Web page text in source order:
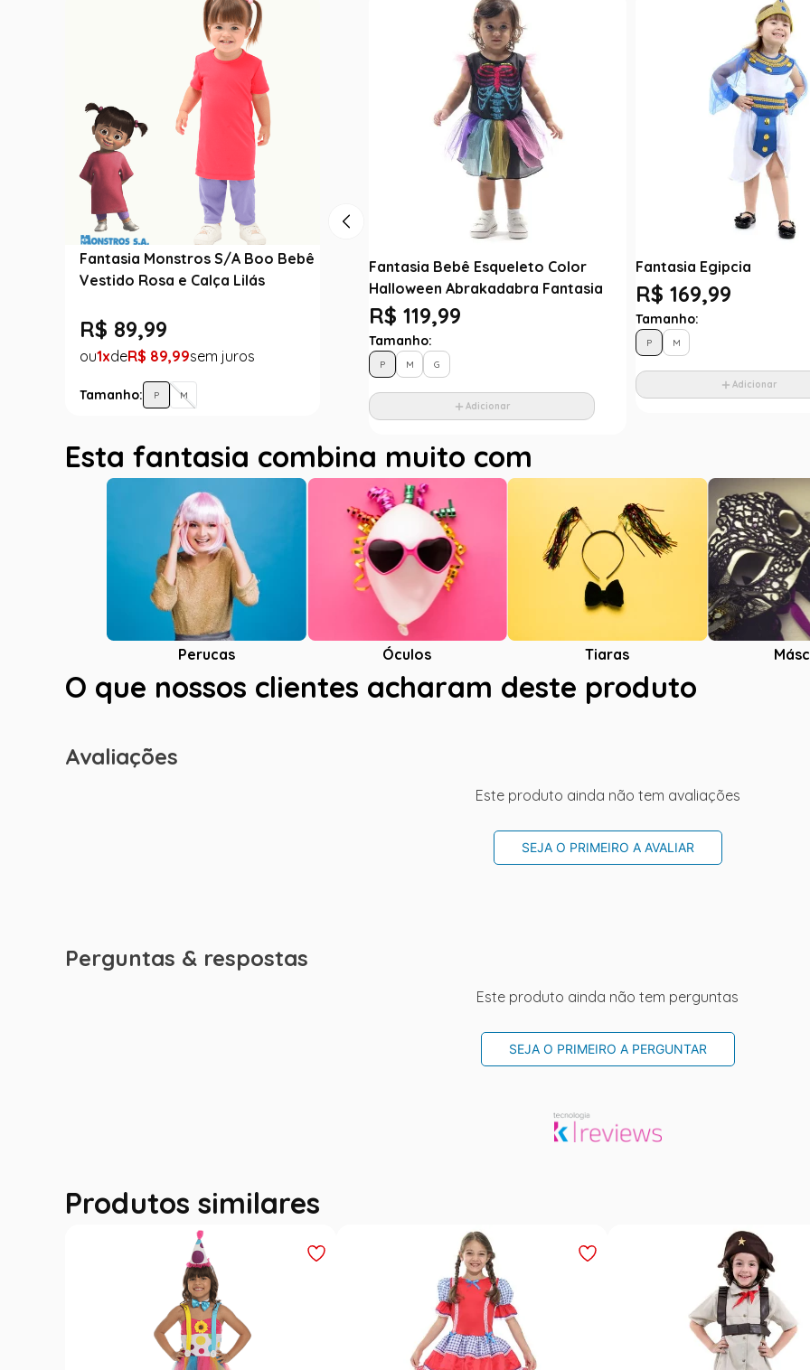
Fantasia Monstros S/A Boo Bebê
Vestido Rosa e Calça Lilás
R$ 89,99
1 R$ 89,99
Tamanho: P M
Fantasia Bebê Esqueleto Color
Halloween Abrakadabra Fantasia
R$ 119,99
Tamanho:
P M G
Adicionar
Fantasia Egipcia
R$ 169,99
Tamanho:
P M
Adicionar
Esta fantasia combina muito com
Perucas Óculos Tiaras
O que nossos clientes acharam deste produto
Avaliações
Este produto ainda não tem avaliações
SEJA O PRIMEIRO A AVALIAR
Perguntas & respostas
Este produto ainda não tem perguntas
SEJA O PRIMEIRO A PERGUNTAR
Produtos similares